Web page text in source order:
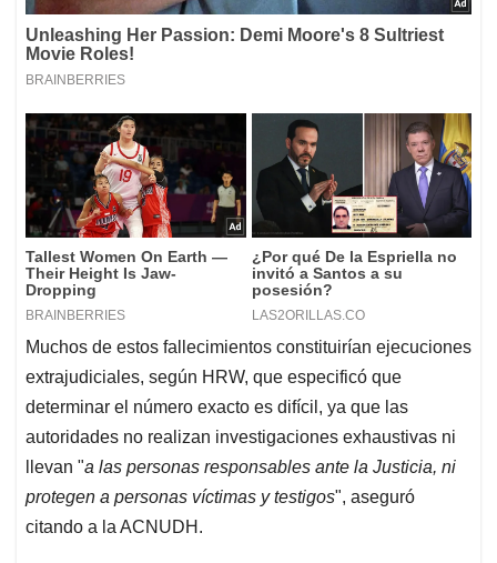
Muchos de estos fallecimientos constituirían ejecuciones
extrajudiciales, según HRW, que especificó que
determinar el número exacto es difícil, ya que las
autoridades no realizan investigaciones exhaustivas ni
llevan "a las personas responsables ante la Justicia, ni
protegen a personas víctimas y testigos", aseguró
citando a la ACNUDH.